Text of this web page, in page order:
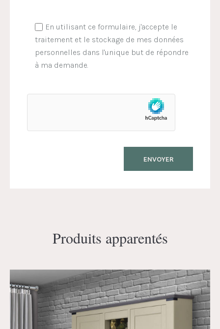
En utilisant ce formulaire, j'accepte le
traitement et le stockage de mes données
personnelles dans l'unique but de répondre
à ma demande.
Produits apparentés